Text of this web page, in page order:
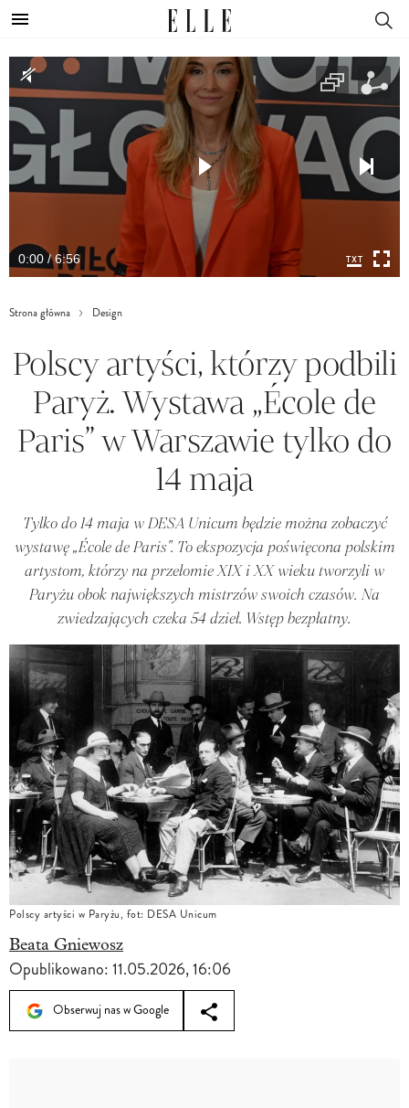
0:00 / 6:56
Strona główna Design
Polscy artyści, którzy podbili
Paryż. Wystawa „École de
Paris” w Warszawie tylko do
14 maja
Tylko do 14 maja w DESA Unicum będzie można zobaczyć
wystawę „École de Paris". To ekspozycja poświęcona polskim
artystom, którzy na przełomie XIX i XX wieku tworzyli w
Paryżu obok największych mistrzów swoich czasów. Na
zwiedzających czeka 54 dzieł. Wstęp bezpłatny.
Polscy artyści w Paryżu, fot: DESA Unicum
Beata Gniewosz
Opublikowano:11.05.2026, 16:06
Obserwuj nas w Google